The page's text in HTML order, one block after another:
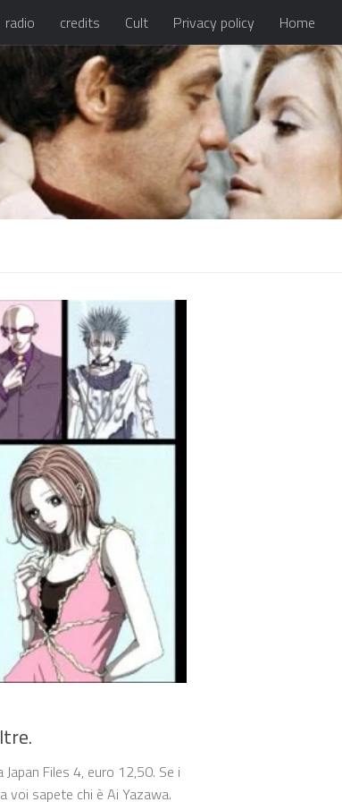
radio credits Cult Privacy policy Home
Files 4, euro 12,50. Se i
voi sapete chi è Ai Yazawa.